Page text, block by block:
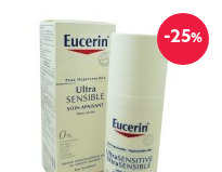
-25%